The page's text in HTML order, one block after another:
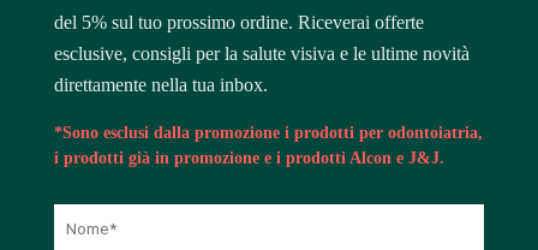
del 5% sul tuo prossimo ordine. Riceverai offerte
esclusive, consigli per la salute visiva e le ultime novità
direttamente nella tua inbox.
*Sono esclusi dalla promozione i prodotti per odontoiatria,
i prodotti già in promozione e i prodotti Alcon e J&J.